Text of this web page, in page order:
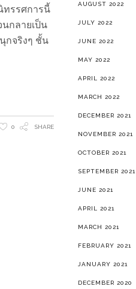
ทรรศการนี้
กลายเป็น
กจริงๆ ชั้น
0 SHARE
AUGUST 2022
JULY 2022
JUNE 2022
MAY 2022
APRIL 2022
MARCH 2022
DECEMBER 2021
NOVEMBER 2021
OCTOBER 2021
SEPTEMBER 2021
JUNE 2021
APRIL 2021
MARCH 2021
FEBRUARY 2021
JANUARY 2021
DECEMBER 2020